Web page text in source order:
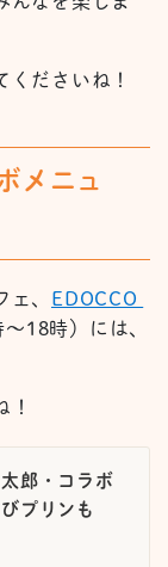
ださいね！
メニュ
、 EDOCCO
18時）には、
！
郎・コラボ
プリンも